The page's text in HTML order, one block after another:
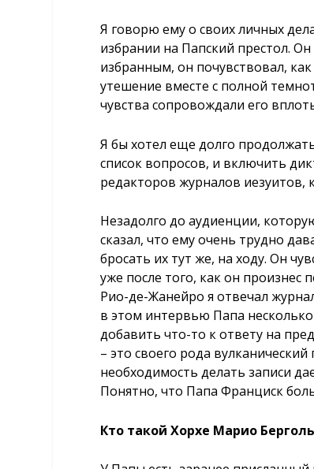
Я говорю ему о своих личных
избрании на Папский престол.
избранным, он почувствовал,
утешение вместе с полной
чувства сопровождали его
Я бы хотел еще долго
список вопросов, и включить
редакторов журналов
Незадолго до аудиенции,
сказал, что ему очень трудно
бросать их тут же, на ходу. Он
уже после того, как он произнес
Рио-де-Жанейро я отвечал
в этом интервью Папа
добавить что-то к ответу на
– это своего рода
необходимость делать записи
Понятно, что Папа Франциск
Кто такой Хорхе Марио